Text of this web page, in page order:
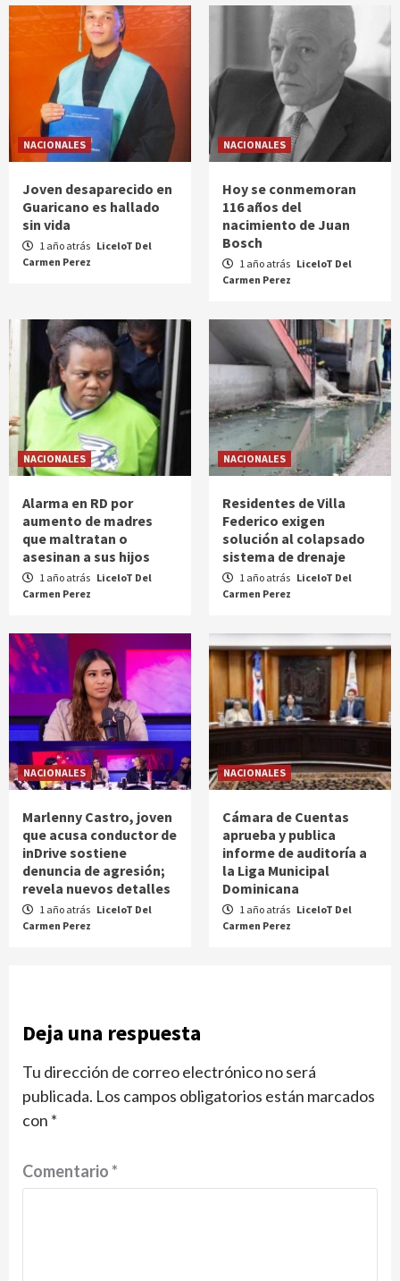
NACIONALES
Joven desaparecido en
Guaricano es hallado
sin vida
1 año atrás LiceloT Del
Carmen Perez
NACIONALES
Hoy se conmemoran
116 años del
nacimiento de Juan
Bosch
1 año atrás LiceloT Del
Carmen Perez
NACIONALES
Alarma en RD por
aumento de madres
que maltratan o
asesinan a sus hijos
1 año atrás LiceloT Del
Carmen Perez
NACIONALES
Residentes de Villa
Federico exigen
solución al colapsado
sistema de drenaje
1 año atrás LiceloT Del
Carmen Perez
NACIONALES
Marlenny Castro, joven
que acusa conductor de
inDrive sostiene
denuncia de agresión;
revela nuevos detalles
1 año atrás LiceloT Del
Carmen Perez
NACIONALES
Cámara de Cuentas
aprueba y publica
informe de auditoría a
la Liga Municipal
Dominicana
1 año atrás LiceloT Del
Carmen Perez
Deja una respuesta
Tu dirección de correo electrónico no será
publicada. Los campos obligatorios están marcados
con *
Comentario*